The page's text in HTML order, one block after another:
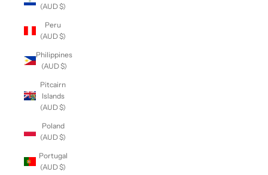
(AUD $)
Peru
(AUD $)
Philippines
(AUD $)
Pitcairn
Islands
(AUD $)
Poland
(AUD $)
Portugal
(AUD $)